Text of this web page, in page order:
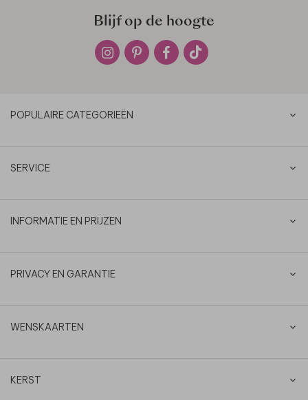
Blijf op de hoogte
POPULAIRE CATEGORIEËN
SERVICE
INFORMATIE EN PRIJZEN
PRIVACY EN GARANTIE
WENSKAARTEN
KERST